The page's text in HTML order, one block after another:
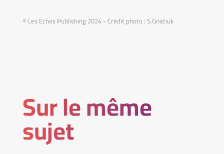
© Les Echos Publishing 2024 - Crédit photo : S.Gnatiuk
Sur le même
sujet